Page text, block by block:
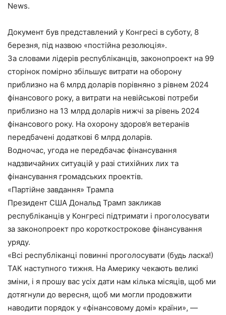
News.
Документ був представлений у Конгресі в суботу, 8
березня, під назвою «постійна резолюція».
За словами лідерів республіканців, законопроект на 99
сторінок помірно збільшує витрати на оборону
приблизно на 6 млрд доларів порівняно з рівнем 2024
фінансового року, а витрати на невійськові потреби
приблизно на 13 млрд доларів нижчі за рівень 2024
фінансового року. На охорону здоров’я ветеранів
передбачені додаткові 6 млрд доларів.
Водночас, угода не передбачає фінансування
надзвичайних ситуацій у разі стихійних лих та
фінансування громадських проектів.
«Партійне завдання» Трампа
Президент США Дональд Трамп закликав
республіканців у Конгресі підтримати і проголосувати
за законопроект про короткострокове фінансування
уряду.
«Всі республіканці повинні проголосувати (будь ласка!)
ТАК наступного тижня. На Америку чекають великі
зміни, і я прошу вас усіх дати нам кілька місяців, щоб ми
дотягнули до вересня, щоб ми могли продовжити
наводити порядок у «фінансовому домі» країни», —